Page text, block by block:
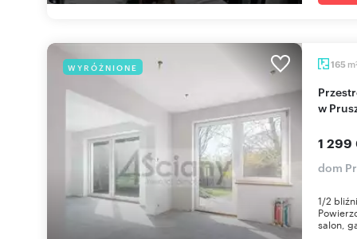
WYRÓŻNIONE 165 m
Przestronny bliźniak 184 m² z garażem i tarasem
w
1 299
dom
1/2
salon,